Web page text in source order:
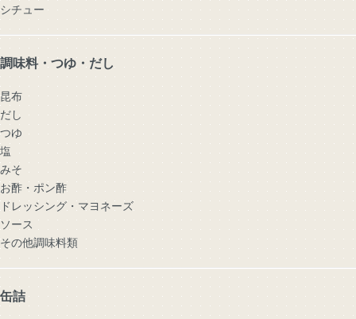
シチュー
調味料・つゆ・だし
昆布
だし
つゆ
塩
みそ
お酢・ポン酢
ドレッシング・マヨネーズ
ソース
その他調味料類
缶詰